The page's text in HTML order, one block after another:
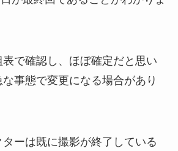
で確認し、ほぼ確定だと思い
事態で変更になる場合があり
ーは既に撮影が終了している